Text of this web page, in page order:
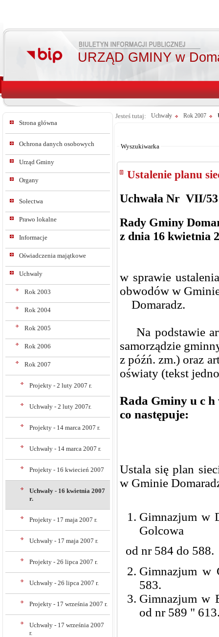
URZĄD GMINY w
Strona główna
Ochrona danych osobowych
Urząd Gminy
Organy
Sołectwa
Prawo lokalne
Informacje
Oświadczenia majątkowe
Uchwały
Rok 2003
Rok 2004
Rok 2005
Rok 2006
Rok 2007
Projekty - 2 luty 2007 r.
Uchwały - 2 luty 2007r.
Projekty - 14 marca 2007 r.
Uchwały - 14 marca 2007 r.
Projekty - 16 kwiecień 2007
Uchwały - 16 kwietnia 2007
r.
Projekty - 17 maja 2007 r.
Uchwały - 17 maja 2007 r.
Projekty - 26 lipca 2007 r.
Uchwały - 26 lipca 2007 r.
Projekty - 17 września 2007 r.
Uchwały - 17 września 2007
r.
Jesteś tutaj: Uchwały Rok 2007
Wyszukiwarka
Ustalenie planu
Uchwała Nr VII/
Rady Gminy
z dnia 16 kwietnia
w sprawie
obwodów w
Domaradz.
Na podstawie
samorządzie
z późń. zm.) oraz
oświaty (tekst
Rada Gminy u c h
co następuje:
Ustala się plan
w Gminie
Gimnazjum w
Golcowa
od nr 584 do 588.
Gimnazjum w
583.
Gimnazjum w
od nr 589 "